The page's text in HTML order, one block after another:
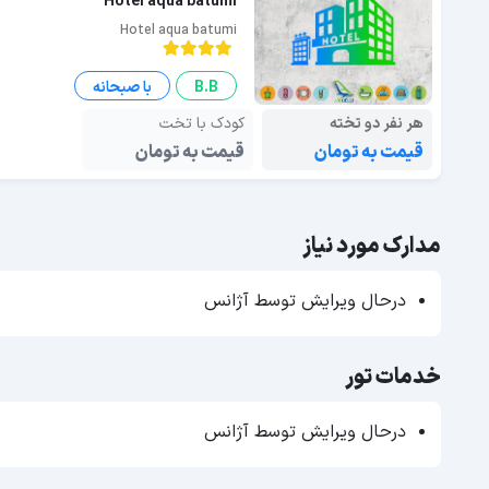
Hotel aqua batumi
B.B
با صبحانه
هر نفر دو تخته
قیمت به تومان
کودک با تخت
قیمت به تومان
مدارک مورد نیاز
درحال ویرایش توسط آژانس
خدمات تور
درحال ویرایش توسط آژانس